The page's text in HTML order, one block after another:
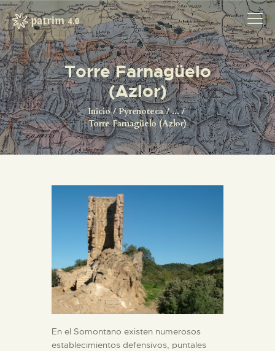
Torre Farnagüelo
(Azlor)
Inicio Pyrenoteca
...
Torre Farnagüelo (Azlor)
INICIO
PYRENOTECA 4.0
PROYECTOS
LA RED
En el Somontano existen numerosos
establecimientos defensivos, puntales